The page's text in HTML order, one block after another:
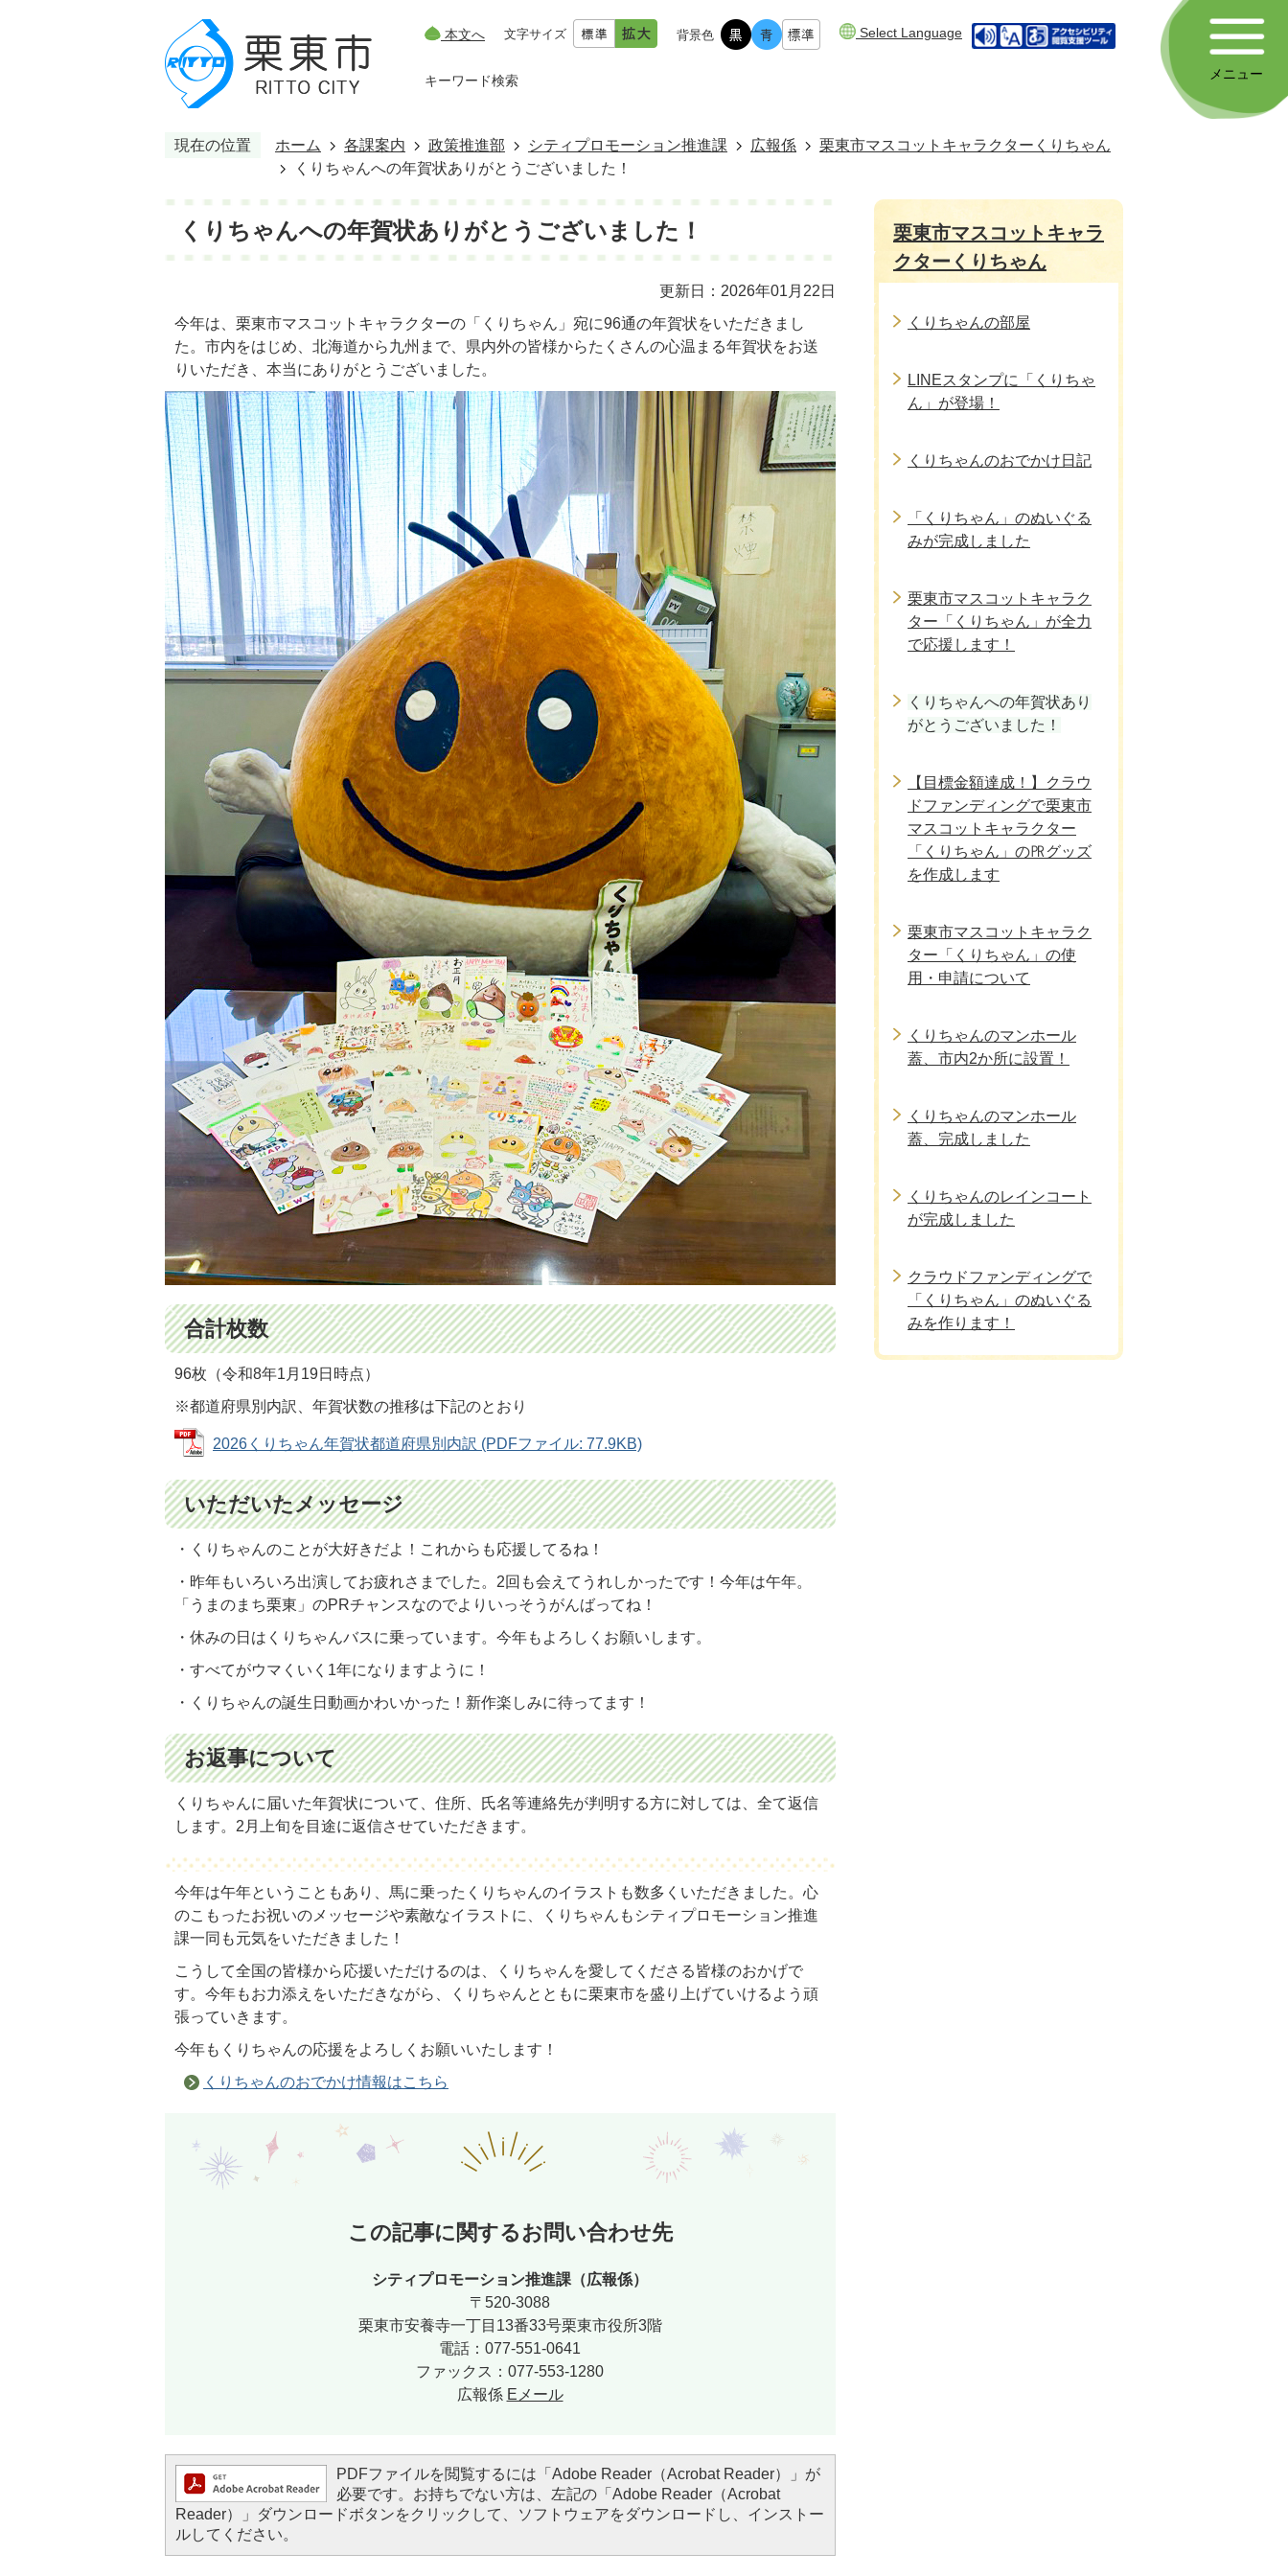
本文へ 文字サイズ 背景色 Select Language
キーワード検索 メニュー
現在の位置 ホーム 各課案内 政策推進部 シティプロモーション推進課 広報係
栗東市マスコットキャラクターくりちゃん
くりちゃんへの年賀状ありがとうございました！
くりちゃんへの年賀状ありがとうございました！
更新日：2026年01月22日
今年は、栗東市マスコットキャラクターの「くりちゃん」宛に96通の年賀状をいただきまし
た。市内をはじめ、北海道から九州まで、県内外の皆様からたくさんの心温まる年賀状をお送
りいただき、本当にありがとうございました。
合計枚数
96枚（令和8年1月19日時点）
※都道府県別内訳、年賀状数の推移は下記のとおり
2026くりちゃん年賀状都道府県別内訳 (PDFファイル: 77.9KB)
いただいたメッセージ
・くりちゃんのことが大好きだよ！これからも応援してるね！
・昨年もいろいろ出演してお疲れさまでした。2回も会えてうれしかったです！今年は午年。
「うまのまち栗東」のPRチャンスなのでよりいっそうがんばってね！
・休みの日はくりちゃんバスに乗っています。今年もよろしくお願いします。
・すべてがウマくいく1年になりますように！
・くりちゃんの誕生日動画かわいかった！新作楽しみに待ってます！
お返事について
くりちゃんに届いた年賀状について、住所、氏名等連絡先が判明する方に対しては、全て返信
します。2月上旬を目途に返信させていただきます。
今年は午年ということもあり、馬に乗ったくりちゃんのイラストも数多くいただきました。心
のこもったお祝いのメッセージや素敵なイラストに、くりちゃんもシティプロモーション推進
課一同も元気をいただきました！
こうして全国の皆様から応援いただけるのは、くりちゃんを愛してくださる皆様のおかげで
す。今年もお力添えをいただきながら、くりちゃんとともに栗東市を盛り上げていけるよう頑
張っていきます。
今年もくりちゃんの応援をよろしくお願いいたします！
くりちゃんのおでかけ情報はこちら
この記事に関するお問い合わせ先
シティプロモーション推進課（広報係）
〒520-3088
栗東市安養寺一丁目13番33号栗東市役所3階
電話：077-551-0641
ファックス：077-553-1280
広報係 Eメール
PDFファイルを閲覧するには「Adobe Reader（Acrobat Reader）」が
必要です。お持ちでない方は、左記の「Adobe Reader（Acrobat
Reader）」ダウンロードボタンをクリックして、ソフトウェアをダウンロードし、インストー
ルしてください。
栗東市マスコットキャラ
クターくりちゃん
くりちゃんの部屋
LINEスタンプに「くりちゃ
ん」が登場！
くりちゃんのおでかけ日記
「くりちゃん」のぬいぐる
みが完成しました
栗東市マスコットキャラク
ター「くりちゃん」が全力
で応援します！
くりちゃんへの年賀状あり
がとうございました！
【目標金額達成！】クラウ
ドファンディングで栗東市
マスコットキャラクター
「くりちゃん」の㏚グッズ
を作成します
栗東市マスコットキャラク
ター「くりちゃん」の使
用・申請について
くりちゃんのマンホール
蓋、市内2か所に設置！
くりちゃんのマンホール
蓋、完成しました
くりちゃんのレインコート
が完成しました
クラウドファンディングで
「くりちゃん」のぬいぐる
みを作ります！